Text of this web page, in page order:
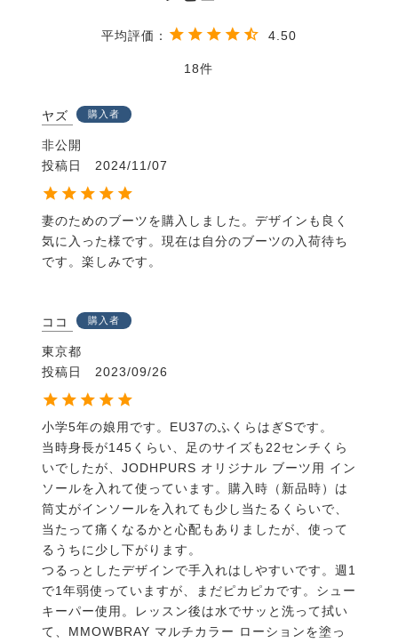
4.50
18
ヤズ 購入者
非公開
投稿日
2024/11/07
妻のためのブーツを購入しました。デザインも良く
気に入った様です。現在は自分のブーツの入荷待ち
です。楽しみです。
ココ 購入者
東京都
投稿日
2023/09/26
小学5年の娘用です。EU37のふくらはぎSです。
当時身長が145くらい、足のサイズも22センチくら
いでしたが、JODHPURS オリジナル ブーツ用 イン
ソールを入れて使っています。購入時（新品時）は
筒丈がインソールを入れても少し当たるくらいで、
当たって痛くなるかと心配もありましたが、使って
るうちに少し下がります。
つるっとしたデザインで手入れはしやすいです。週1
で1年弱使っていますが、まだピカピカです。シュー
キーパー使用。レッスン後は水でサッと洗って拭い
て、MMOWBRAY マルチカラー ローションを塗っ